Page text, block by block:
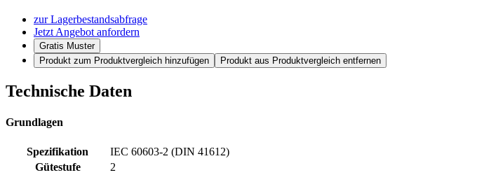
zur Lagerbestandsabfrage
Jetzt Angebot anfordern
Gratis Muster
Produkt zum Produktvergleich hinzufügen
Produkt aus Produktvergleich entfernen
Technische Daten
Grundlagen
Spezifikation
IEC 60603-2 (DIN 41612)
Gütestufe
2